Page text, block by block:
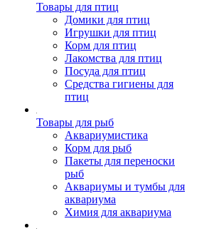
Товары для птиц
Домики для птиц
Игрушки для птиц
Корм для птиц
Лакомства для птиц
Посуда для птиц
Средства гигиены для
птиц
Товары для рыб
Аквариумистика
Корм для рыб
Пакеты для переноски
рыб
Аквариумы и тумбы для
аквариума
Химия для аквариума